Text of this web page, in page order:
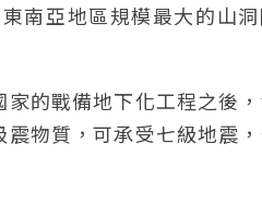
南亞地區規模最大的山
的戰備地下化工程之後
物質，可承受七級地震